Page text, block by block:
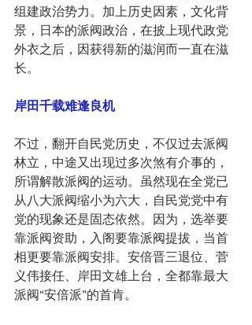
组建政治势力。加上历史因素，文化背
景，日本的派阀政治，在披上现代政党
外衣之后，因获得新的滋润而一直在滋
长。
岸田千载难逢良机
不过，翻开自民党历史，不仅过去派阀
林立，中途又出现过多次煞有介事的，
所谓解散派阀的运动。虽然现在全党已
从八大派阀缩小为六大，自民党党中有
党的现象还是固态依然。因为，选举要
靠派阀资助，入阁要靠派阀提拔，当首
相更要靠派阀安排。安倍晋三退位、菅
义伟接任、岸田文雄上台，全都靠最大
派阀“安倍派”的首肯。